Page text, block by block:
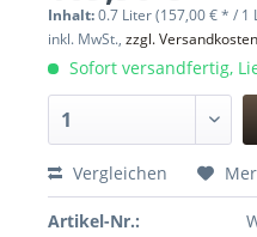
Inhalt:0.7 Liter (157,00 € * / 1
inkl. MwSt.,zzgl. Versandkosten
Sofort versandfertig,
Vergleichen
Artikel-Nr.: